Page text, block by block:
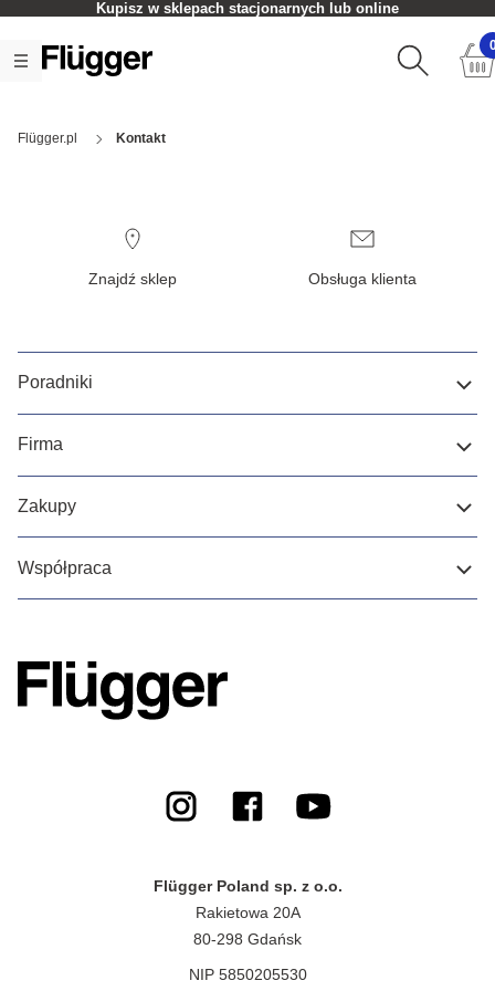
Kupisz w sklepach stacjonarnych lub online
Flügger.pl Kontakt
Znajdź sklep Obsługa klienta
Poradniki
Firma
Zakupy
Współpraca
Flügger Poland sp. z o.o.
Rakietowa 20A
80-298 Gdańsk
NIP 5850205530